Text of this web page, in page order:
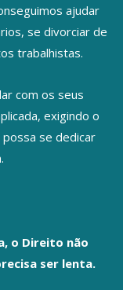
ajudar
se divorciar de
trabalhistas.
com os seus
exigindo o
se dedicar
o Direito não
ser lenta.